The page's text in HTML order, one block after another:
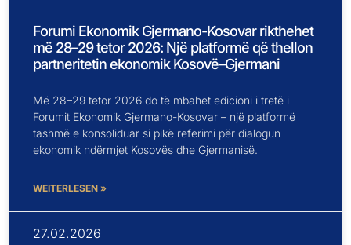
Forumi Ekonomik Gjermano-Kosovar rikthehet
më 28–29 tetor 2026: Një platformë që thellon
partneritetin ekonomik Kosovë–Gjermani
Më 28–29 tetor 2026 do të mbahet edicioni i tretë i
Forumit Ekonomik Gjermano-Kosovar – një platformë
tashmë e konsoliduar si pikë referimi për dialogun
ekonomik ndërmjet Kosovës dhe Gjermanisë.
WEITERLESEN »
27.02.2026